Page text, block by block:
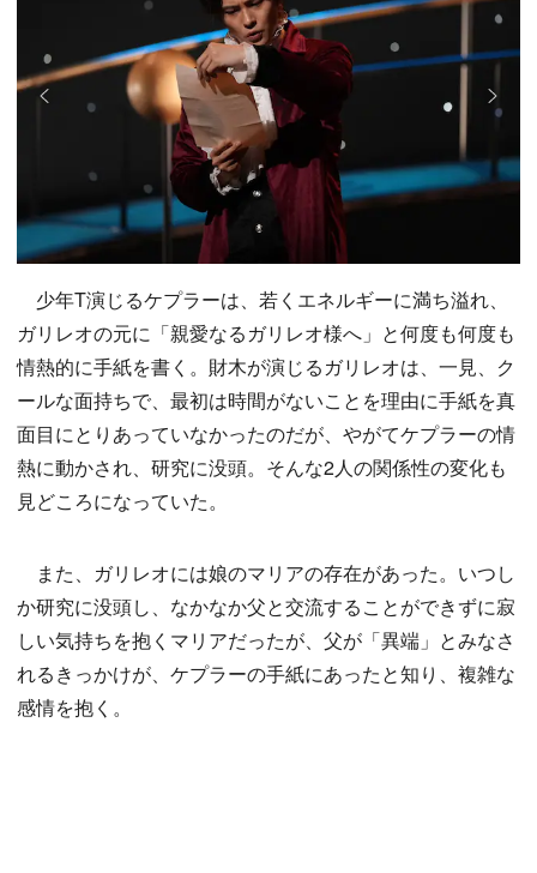
少年T演じるケプラーは、若くエネルギーに満ち溢れ、
ガリレオの元に「親愛なるガリレオ様へ」と何度も何度も
情熱的に手紙を書く。財木が演じるガリレオは、一見、ク
ールな面持ちで、最初は時間がないことを理由に手紙を真
面目にとりあっていなかったのだが、やがてケプラーの情
熱に動かされ、研究に没頭。そんな2人の関係性の変化も
見どころになっていた。
また、ガリレオには娘のマリアの存在があった。いつし
か研究に没頭し、なかなか父と交流することができずに寂
しい気持ちを抱くマリアだったが、父が「異端」とみなさ
れるきっかけが、ケプラーの手紙にあったと知り、複雑な
感情を抱く。